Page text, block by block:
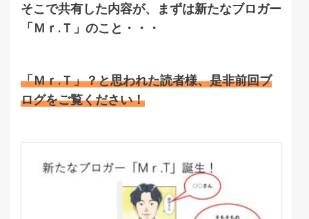
そこで共有した内容が、まずは新たなブロガー
「Ｍｒ.Ｔ」のこと・・・
「Ｍｒ.Ｔ」？と思われた読者様、是非前回ブ
ログをご覧ください！